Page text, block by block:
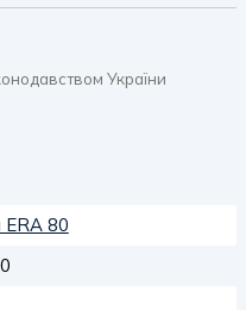
України
ERA 80